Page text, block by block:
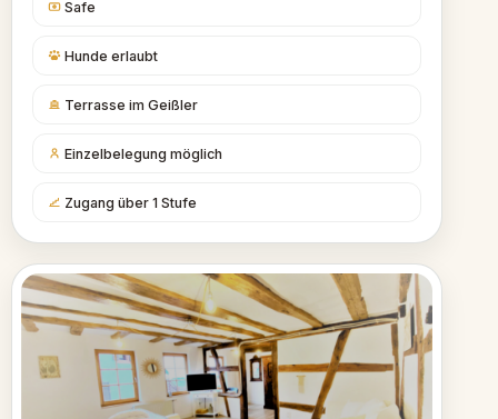
Safe
Hunde erlaubt
Terrasse im Geißler
Einzelbelegung möglich
Zugang über 1 Stufe